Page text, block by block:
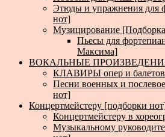
Этюды и упражнения для
нот]
Музицирование
Пьесы для
Максима]
ВОКАЛЬНЫЕ
КЛАВИРЫ опер и балетов
Песни военных и
нот]
Концертмейстеру [подборки
Концертмейстеру в
Музыкальному